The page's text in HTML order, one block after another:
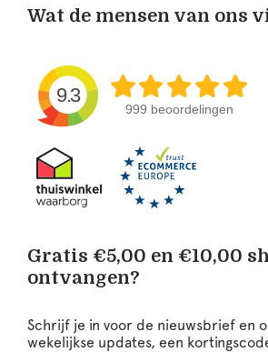
Wat de mensen van ons
9.3
999 beoordelingen
Gratis €5,00 en €10,00
ontvangen?
Schrijf je in voor de nieuwsbrief en
wekelijkse updates, een